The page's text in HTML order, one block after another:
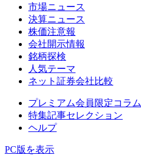
市場ニュース
決算ニュース
株価注意報
会社開示情報
銘柄探検
人気テーマ
ネット証券会社比較
プレミアム会員限定コラム
特集記事セレクション
ヘルプ
PC版を表示